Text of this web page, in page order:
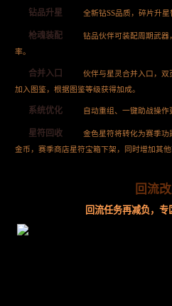
钻品升星 全新钻SS品质，碎片升星
枪魂装配
钻品伙伴可装配周期武
率。
合并入口
伙伴与星灵合并入口，双
加入图鉴，根据图鉴等级获得加成。
系统优化 自动重组、一键助战操作
星符回收
金色星符将转化为赛季
金币，赛季商店星符宝箱下架，同时增加其他
回流
回流任务再减负，专